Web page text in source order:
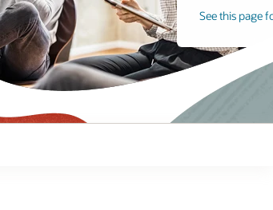
See this page